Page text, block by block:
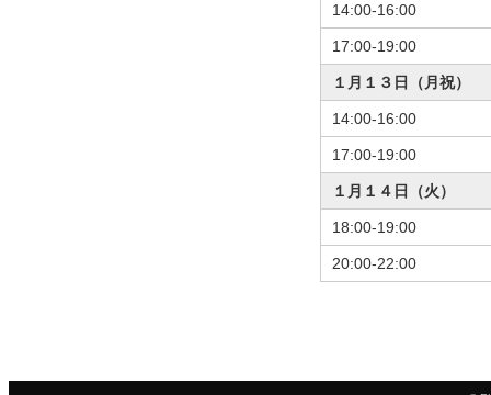
14:00-16:00
17:00-19:00
１月１３日（月祝）
14:00-16:00
17:00-19:00
１月１４日（火）
18:00-19:00
20:00-22:00